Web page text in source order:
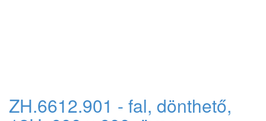
ZH.6612.901 - fal, dönthető,